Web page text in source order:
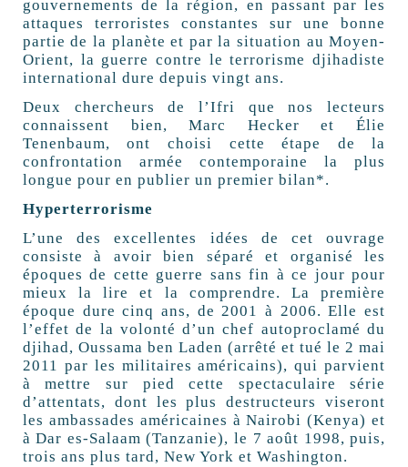
gouvernements de la région, en passant par les
attaques terroristes constantes sur une bonne
partie de la planète et par la situation au Moyen-
Orient, la guerre contre le terrorisme djihadiste
international dure depuis vingt ans.
Deux chercheurs de l’Ifri que nos lecteurs
connaissent bien, Marc Hecker et Élie
Tenenbaum, ont choisi cette étape de la
confrontation armée contemporaine la plus
longue pour en publier un premier bilan*.
Hyperterrorisme
L’une des excellentes idées de cet ouvrage
consiste à avoir bien séparé et organisé les
époques de cette guerre sans fin à ce jour pour
mieux la lire et la comprendre. La première
époque dure cinq ans, de 2001 à 2006. Elle est
l’effet de la volonté d’un chef autoproclamé du
djihad, Oussama ben Laden (arrêté et tué le 2 mai
2011 par les militaires américains), qui parvient
à mettre sur pied cette spectaculaire série
d’attentats, dont les plus destructeurs viseront
les ambassades américaines à Nairobi (Kenya) et
à Dar es-Salaam (Tanzanie), le 7 août 1998, puis,
trois ans plus tard, New York et Washington.